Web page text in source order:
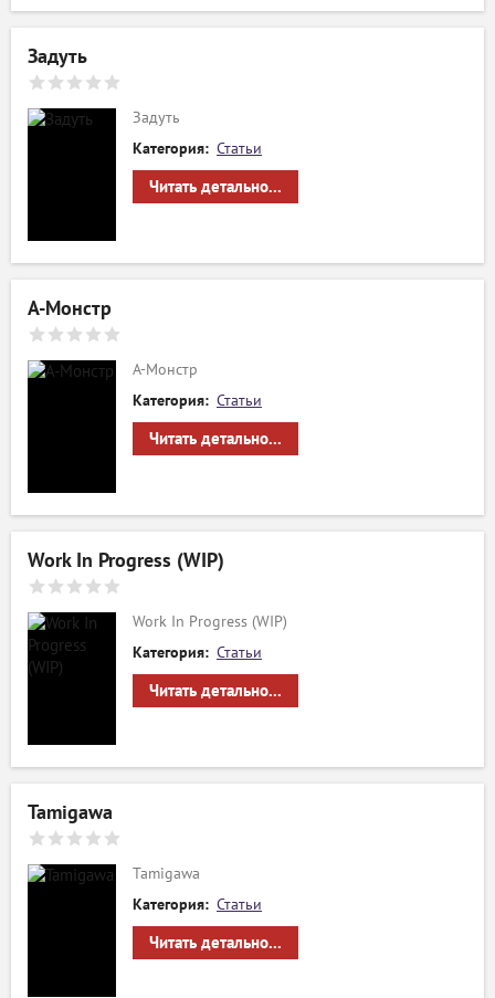
Задуть
Задуть
Категория: Статьи
Читать детально...
А-Монстр
А-Монстр
Категория: Статьи
Читать детально...
Work In Progress (WIP)
Work In Progress (WIP)
Категория: Статьи
Читать детально...
Tamigawa
Tamigawa
Категория: Статьи
Читать детально...